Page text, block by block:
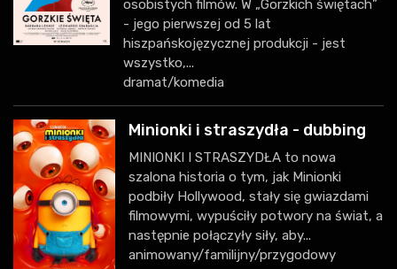
osobistych filmów. W „Gorzkich świętach”
- jego pierwszej od 5 lat
hiszpańskojęzycznej produkcji - jest
wszystko,...
dramat/komedia
Minionki i straszydła - dubbing
MINIONKI I STRASZYDŁA to nowa
szalona historia o tym, jak Minionki
podbiły Hollywood, stały się gwiazdami
filmowymi, wypuściły potwory na świat, a
następnie połączyły siły, aby...
animowany/familijny/przygodowy